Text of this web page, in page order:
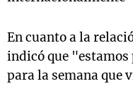
En cuanto a la
indicó que
para la semana que